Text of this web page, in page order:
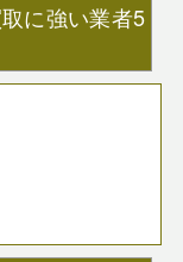
に強い業者5